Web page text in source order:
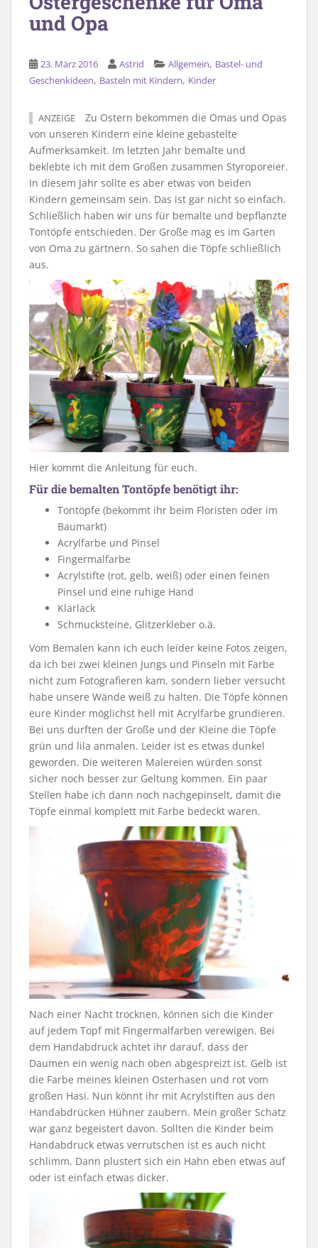
und Opa
23. März 2016 Astrid Allgemein, Bastel- und
Geschenkideen, Basteln mit Kindern, Kinder
ANZEIGE
Zu Ostern bekommen die Omas und Opas
von unseren Kindern eine kleine gebastelte
Aufmerksamkeit. Im letzten Jahr bemalte und
beklebte ich mit dem Großen zusammen Styroporeier.
In diesem Jahr sollte es aber etwas von beiden
Kindern gemeinsam sein. Das ist gar nicht so einfach.
Schließlich haben wir uns für bemalte und bepflanzte
Tontöpfe entschieden. Der Große mag es im Garten
von Oma zu gärtnern. So sahen die Töpfe schließlich
aus.
Hier kommt die Anleitung für euch.
Für die bemalten Tontöpfe benötigt ihr:
Tontöpfe (bekommt ihr beim Floristen oder im
Baumarkt)
Acrylfarbe und Pinsel
Fingermalfarbe
Acrylstifte (rot, gelb, weiß) oder einen feinen
Pinsel und eine ruhige Hand
Klarlack
Schmucksteine, Glitzerkleber o.ä.
Vom Bemalen kann ich euch leider keine Fotos zeigen,
da ich bei zwei kleinen Jungs und Pinseln mit Farbe
nicht zum Fotografieren kam, sondern lieber versucht
habe unsere Wände weiß zu halten. Die Töpfe können
eure Kinder möglichst hell mit Acrylfarbe grundieren.
Bei uns durften der Große und der Kleine die Töpfe
grün und lila anmalen. Leider ist es etwas dunkel
geworden. Die weiteren Malereien würden sonst
sicher noch besser zur Geltung kommen. Ein paar
Stellen habe ich dann noch nachgepinselt, damit die
Töpfe einmal komplett mit Farbe bedeckt waren.
Nach einer Nacht trocknen, können sich die Kinder
auf jedem Topf mit Fingermalfarben verewigen. Bei
dem Handabdruck achtet ihr darauf, dass der
Daumen ein wenig nach oben abgespreizt ist. Gelb ist
die Farbe meines kleinen Osterhasen und rot vom
großen Hasi. Nun könnt ihr mit Acrylstiften aus den
Handabdrücken Hühner zaubern. Mein großer Schatz
war ganz begeistert davon. Sollten die Kinder beim
Handabdruck etwas verrutschen ist es auch nicht
schlimm. Dann plustert sich ein Hahn eben etwas auf
oder ist einfach etwas dicker.